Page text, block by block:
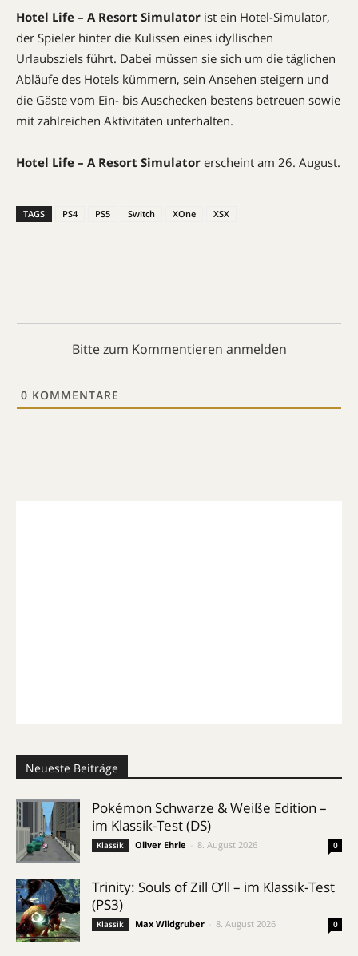
Hotel Life – A Resort Simulator ist ein Hotel-Simulator,
der Spieler hinter die Kulissen eines idyllischen
Urlaubsziels führt. Dabei müssen sie sich um die täglichen
Abläufe des Hotels kümmern, sein Ansehen steigern und
die Gäste vom Ein- bis Auschecken bestens betreuen sowie
mit zahlreichen Aktivitäten unterhalten.
Hotel Life – A Resort Simulator erscheint am 26. August.
TAGS PS4 PS5 Switch XOne XSX
Bitte zum Kommentieren anmelden
0 KOMMENTARE
Neueste Beiträge
Pokémon Schwarze & Weiße Edition –
im Klassik-Test (DS)
Klassik Oliver Ehrle 8. August 2026 0
Trinity: Souls of Zill O’ll – im Klassik-Test
(PS3)
Klassik Max Wildgruber 8. August 2026 0